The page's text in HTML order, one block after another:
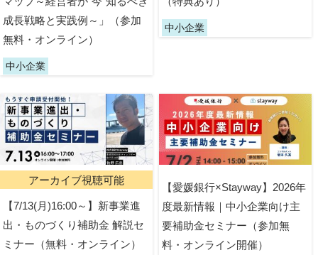
成長戦略と実践例～」（参加
無料・オンライン）
中小企業
中小企業
アーカイブ視聴可能
【7/13(月)16:00～】新事業進
出・ものづくり補助金 解説セ
ミナー（無料・オンライン）
【愛媛銀行×Stayway】2026年
度最新情報｜中小企業向け主
要補助金セミナー（参加無
料・オンライン開催）